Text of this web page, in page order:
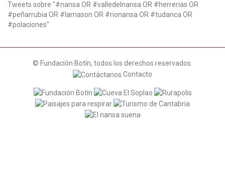
Tweets sobre "#nansa OR #valledelnansa OR #herrerias OR
#peñarrubia OR #lamason OR #rionansa OR #tudanca OR
#polaciones"
© Fundación Botín, todos los derechos reservados.
Contacto